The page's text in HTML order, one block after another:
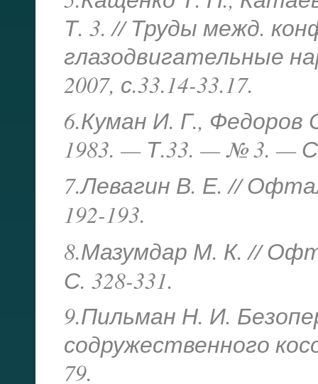
Т. 3. // Труды межд.
глазодвигательные
2007, с.33.14-33.17.
6.Куман И. Г.,
1983. — Т.33. — № 3. —
7.Левагин В. Е. //
192-193.
8.Мазумдар М. К. //
С. 328-331.
9.Пильман Н. И.
содружественного
79.